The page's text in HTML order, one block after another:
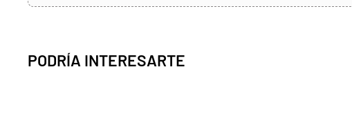
PODRÍA INTERESARTE